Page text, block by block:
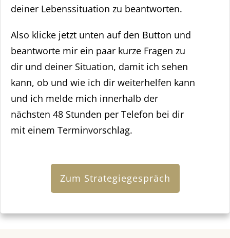
deiner Lebenssituation zu beantworten.
Also klicke jetzt unten auf den Button und
beantworte mir ein paar kurze Fragen zu
dir und deiner Situation, damit ich sehen
kann, ob und wie ich dir weiterhelfen kann
und ich melde mich innerhalb der
nächsten 48 Stunden per Telefon bei dir
mit einem Terminvorschlag.
Zum Strategiegespräch